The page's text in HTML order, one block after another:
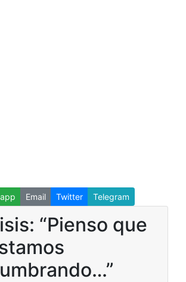
Email Twitter Telegram
“Pienso que